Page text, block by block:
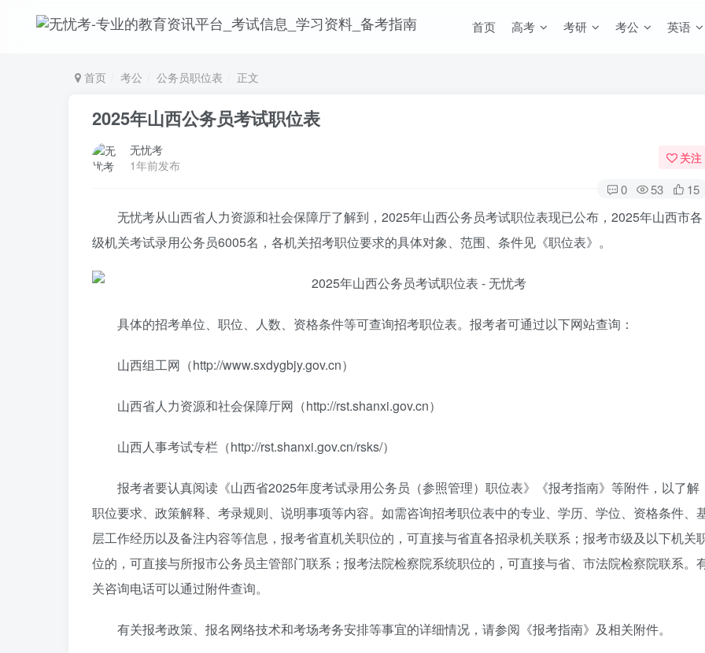
首页 高考 考研 考公 英语
首页 考公 公务员职位表 正文
2025年山西公务员考试职位表
无忧考
1年前发布
关注
0 53 15
无忧考从山西省人力资源和社会保障厅了解到，2025年山西公务员考试职位表现已公布，2025年山西市各
级机关考试录用公务员6005名，各机关招考职位要求的具体对象、范围、条件见《职位表》。
具体的招考单位、职位、人数、资格条件等可查询招考职位表。报考者可通过以下网站查询：
山西组工网（http://www.sxdygbjy.gov.cn）
山西省人力资源和社会保障厅网（http://rst.shanxi.gov.cn）
山西人事考试专栏（http://rst.shanxi.gov.cn/rsks/）
报考者要认真阅读《山西省2025年度考试录用公务员（参照管理）职位表》《报考指南》等附件，以了解
职位要求、政策解释、考录规则、说明事项等内容。如需咨询招考职位表中的专业、学历、学位、资格条件、
层工作经历以及备注内容等信息，报考省直机关职位的，可直接与省直各招录机关联系；报考市级及以下机关
位的，可直接与所报市公务员主管部门联系；报考法院检察院系统职位的，可直接与省、市法院检察院联系。
关咨询电话可以通过附件查询。
有关报考政策、报名网络技术和考场考务安排等事宜的详细情况，请参阅《报考指南》及相关附件。